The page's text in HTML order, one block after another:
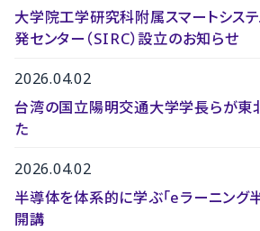
大学院工学研究科附属スマートシス
発センター（SIRC）設立のお知らせ
2026.04.02
台湾の国立陽明交通大学学長らが東
た
2026.04.02
半導体を体系的に学ぶ「eラーニング
開講